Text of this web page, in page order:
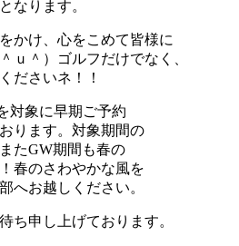
なります。
かけ、心をこめて皆様に
ｕ＾）ゴルフだけでなく、
ださいネ！！
対象に早期ご予約
ります。対象期間の
たGW期間も春の
春のさわやかな風を
へお越しください。
ち申し上げております。